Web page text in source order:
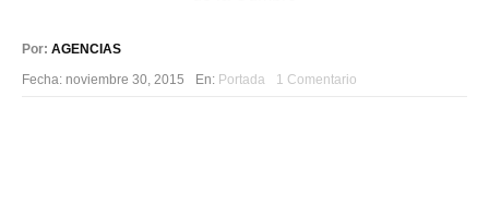
Por: AGENCIAS
Fecha: noviembre 30, 2015 En: Portada 1 Comentario